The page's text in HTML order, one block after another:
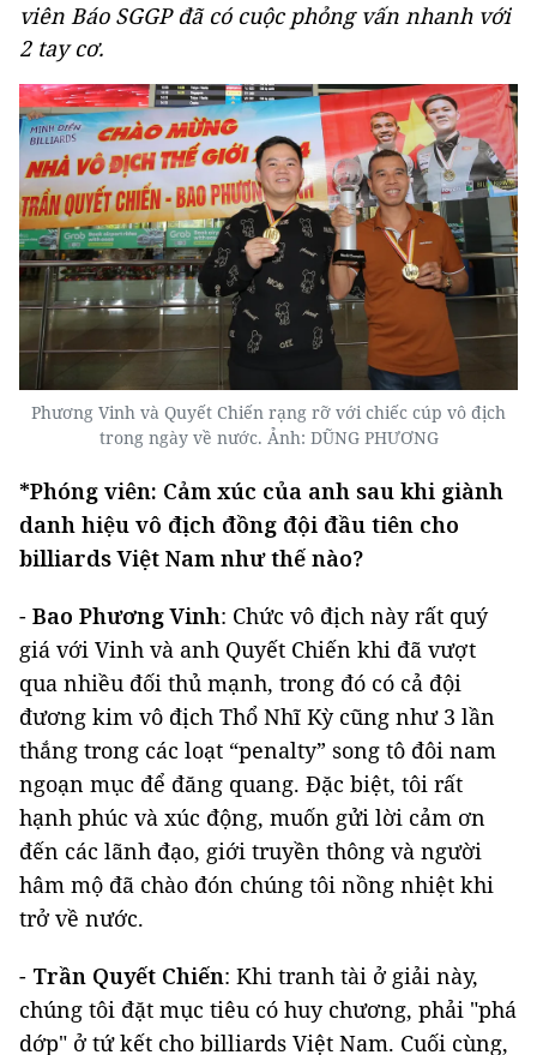
viên Báo SGGP đã có cuộc phỏng vấn nhanh với
2 tay cơ.
Phương Vinh và Quyết Chiến rạng rỡ với chiếc cúp vô địch
trong ngày về nước. Ảnh: DŨNG PHƯƠNG
*Phóng viên: Cảm xúc của anh sau khi giành
danh hiệu vô địch đồng đội đầu tiên cho
billiards Việt Nam như thế nào?
- Bao Phương Vinh: Chức vô địch này rất quý
giá với Vinh và anh Quyết Chiến khi đã vượt
qua nhiều đối thủ mạnh, trong đó có cả đội
đương kim vô địch Thổ Nhĩ Kỳ cũng như 3 lần
thắng trong các loạt “penalty” song tô đôi nam
ngoạn mục để đăng quang. Đặc biệt, tôi rất
hạnh phúc và xúc động, muốn gửi lời cảm ơn
đến các lãnh đạo, giới truyền thông và người
hâm mộ đã chào đón chúng tôi nồng nhiệt khi
trở về nước.
- Trần Quyết Chiến: Khi tranh tài ở giải này,
chúng tôi đặt mục tiêu có huy chương, phải "phá
dớp" ở tứ kết cho billiards Việt Nam. Cuối cùng,